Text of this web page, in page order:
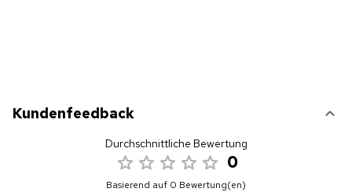
Kundenfeedback
Durchschnittliche Bewertung
0
Basierend auf 0 Bewertung(en)